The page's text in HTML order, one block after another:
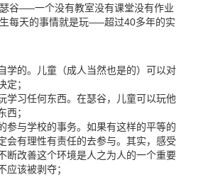
谷—–一个没有教室没有课堂没有作业
每天的事情就是玩—–超过40多年的实
学的。儿童（成人当然也是的）可以对
定；
学习任何东西。在瑟谷，儿童可以玩他
西；
参与学校的事务。如果有这样的平等的
会有理性有责任的去参与。其实，感受
断改善这个环境是人之为人的一个重要
应该被剥夺；